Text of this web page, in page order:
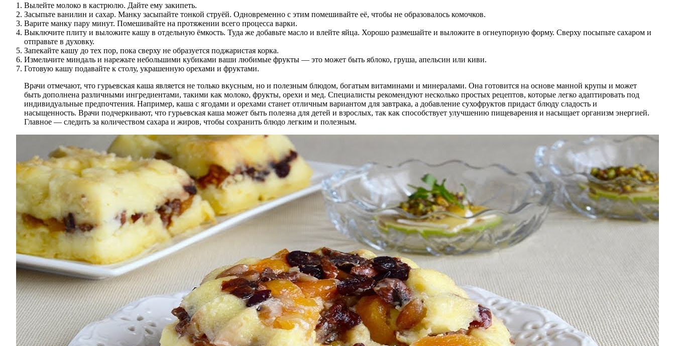
Вылейте молоко в кастрюлю. Дайте ему закипеть.
Засыпьте ванилин и сахар. Манку засыпайте тонкой струёй. Одновременно с этим помешивайте её, чтобы не образовалось комочков.
Варите манку пару минут. Помешивайте на протяжении всего процесса варки.
Выключите плиту и выложите кашу в отдельную ёмкость. Туда же добавьте масло и влейте яйца. Хорошо размешайте и выложите в огнеупорную форму. Сверху посыпьте сахаром и
отправьте в духовку.
Запекайте кашу до тех пор, пока сверху не образуется поджаристая корка.
Измельчите миндаль и нарежьте небольшими кубиками ваши любимые фрукты — это может быть яблоко, груша, апельсин или киви.
Готовую кашу подавайте к столу, украшенную орехами и фруктами.
Врачи отмечают, что гурьевская каша является не только вкусным, но и полезным блюдом, богатым витаминами и минералами. Она готовится на основе манной крупы и может
быть дополнена различными ингредиентами, такими как молоко, фрукты, орехи и мед. Специалисты рекомендуют несколько простых рецептов, которые легко адаптировать под
индивидуальные предпочтения. Например, каша с ягодами и орехами станет отличным вариантом для завтрака, а добавление сухофруктов придаст блюду сладость и
насыщенность. Врачи подчеркивают, что гурьевская каша может быть полезна для детей и взрослых, так как способствует улучшению пищеварения и насыщает организм энергией.
Главное — следить за количеством сахара и жиров, чтобы сохранить блюдо легким и полезным.